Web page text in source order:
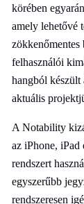
körében
amely lehetővé
zökkenőmentes
felhasználói
hangból készült
aktuális
A Notability
az iPhone,
rendszert
egyszerűbb
rendszeresen